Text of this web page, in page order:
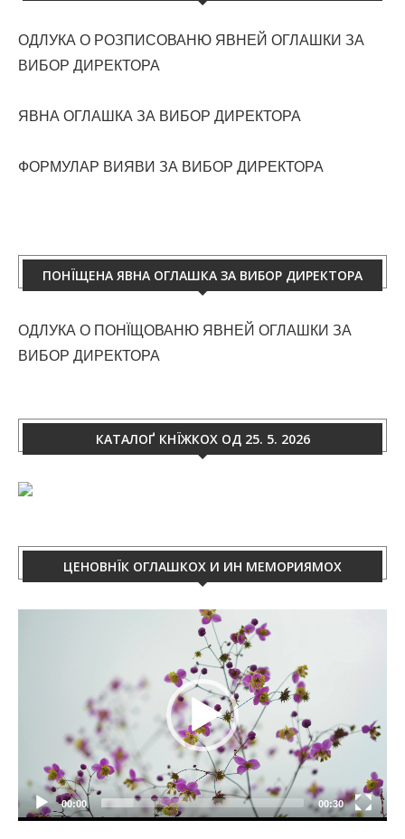
ОДЛУКА О РОЗПИСОВАНЮ ЯВНЕЙ ОГЛАШКИ ЗА
ВИБОР ДИРЕКТОРА
ЯВНА ОГЛАШКА ЗА ВИБОР ДИРЕКТОРА
ФОРМУЛАР ВИЯВИ ЗА ВИБОР ДИРЕКТОРА
ПОНЇЩЕНА ЯВНА ОГЛАШКА ЗА ВИБОР ДИРЕКТОРА
ОДЛУКА О ПОНЇЩОВАНЮ ЯВНЕЙ ОГЛАШКИ ЗА
ВИБОР ДИРЕКТОРА
КАТАЛОҐ КНЇЖКОХ ОД 25. 5. 2026
ЦЕНОВНЇК ОГЛАШКОХ И ИН МЕМОРИЯМОХ
00:00 00:30